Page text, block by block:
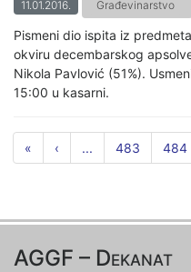
11.01.2016. Građevinarstvo
Pismeni dio ispita iz
okviru decembarskog
Nikola Pavlović (51%).
15:00 u kasarni.
« ‹ ... 483 484
AGGF – Dekanat